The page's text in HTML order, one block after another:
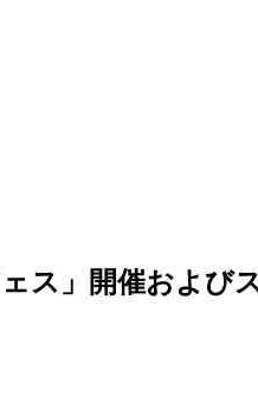
ス」開催および